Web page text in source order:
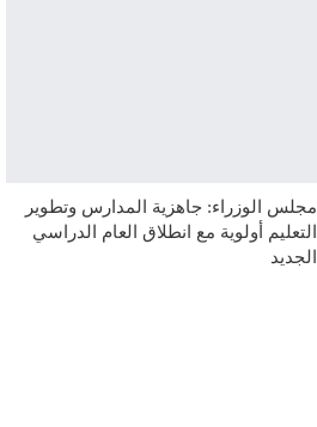
مجلس الوزراء: جاهزية المدارس وتطوير
التعليم أولوية مع انطلاق العام الدراسي
الجديد